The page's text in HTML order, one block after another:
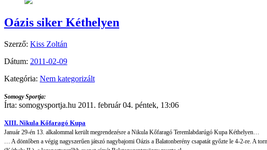
Oázis siker Kéthelyen
Szerző: Kiss Zoltán
Dátum: 2011-02-09
Kategória: Nem kategorizált
Somogy Sportja:
Írta: somogysportja.hu 2011. február 04. péntek, 13:06
XIII. Nikula Kőfaragó Kupa
Január 29-én 13. alkalommal került megrendezésre a Nikula Kőfaragó Teremlabdarúgó Kupa Kéthelyen…
… A döntőben a végig nagyszerűen játszó nagybajomi Oázis a Balatonberény csapatát győzte le 4-2-re. A